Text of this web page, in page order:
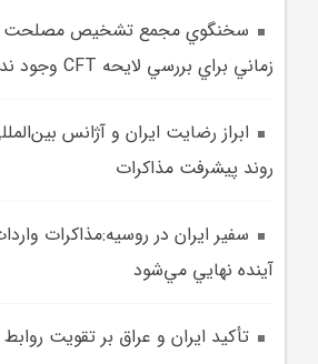
سخنگوي مجمع تشخيص مصلحت
زماني براي بررسي لايحه CFT وجود ندارد
ابراز رضايت ايران و آژانس
روند پيشرفت مذاکرات
سفير ايران در روسيه:مذاکرات
آينده نهايي مي‌شود
تأکيد ايران و عراق بر تقويت